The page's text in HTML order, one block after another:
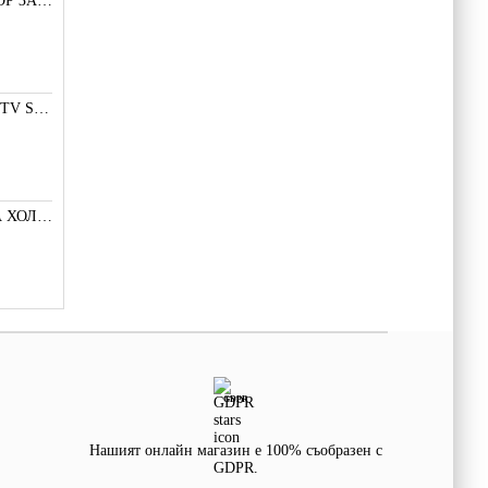
LED ПОДСВЕТКА TV SMD СВЕТОДИОД 2835 2W 3V МАЛКА+
A3144 ДАТЧИК НА ХОЛ С 3 ИЗВОДА
GDPR
Нашият онлайн магазин е 100% съобразен с
GDPR.